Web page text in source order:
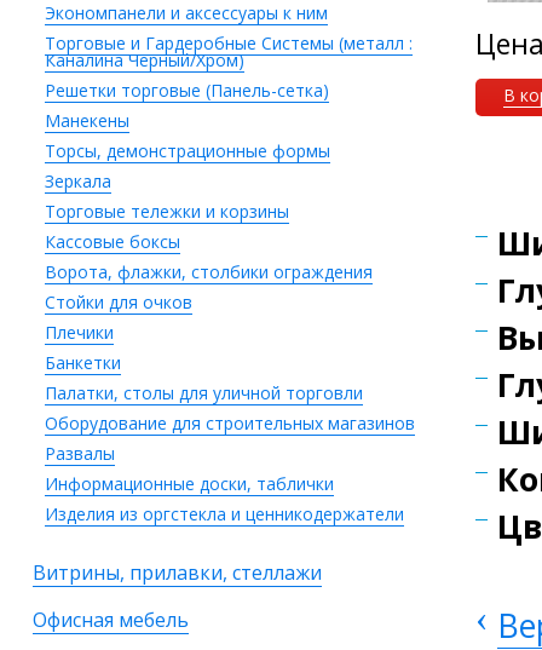
Экономпанели и аксессуары к ним
Торговые и Гардеробные Системы (металл :
Каналина Черный/Хром)
Решетки торговые (Панель-сетка)
Манекены
Торсы, демонстрационные формы
Зеркала
Торговые тележки и корзины
Кассовые боксы
Ворота, флажки, столбики ограждения
Стойки для очков
Плечики
Банкетки
Палатки, столы для уличной торговли
Оборудование для строительных магазинов
Развалы
Информационные доски, таблички
Изделия из оргстекла и ценникодержатели
Витрины, прилавки, стеллажи
Офисная мебель
В
‹